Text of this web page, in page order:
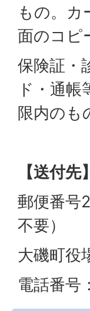
もの。カ
面のコピ
保険証・
ド・通
限内のも
【送付先】
郵便番号
不要）
大磯町
電話番